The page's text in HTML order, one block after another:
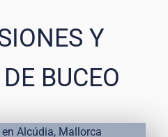
Y
BUCEO